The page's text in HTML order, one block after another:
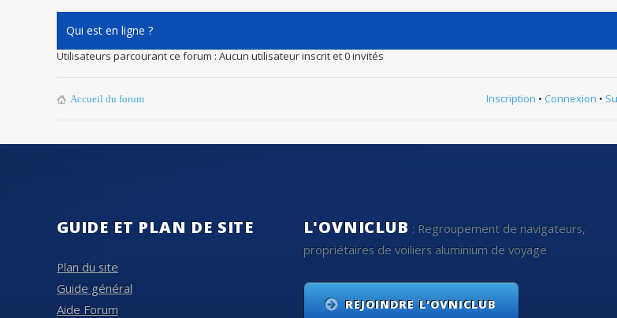
Qui est en ligne ?
Utilisateurs parcourant ce forum : Aucun utilisateur inscrit et 0 invités
Accueil du forum Inscription • Connexion •
GUIDE ET PLAN DE SITE
Plan du site
Guide général
Aide Forum
L'OVNICLUB : Regroupement de navigateurs,
propriétaires de voiliers aluminium de voyage
REJOINDRE L'OVNICLUB